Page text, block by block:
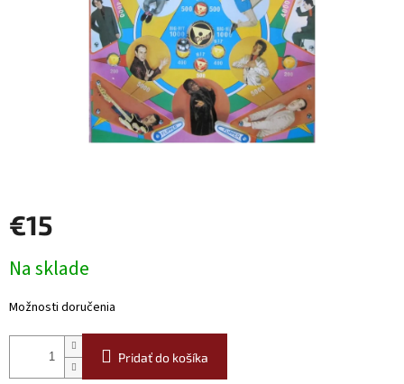
€15
cena:
Na sklade
Možnosti doručenia
Pridať do košíka